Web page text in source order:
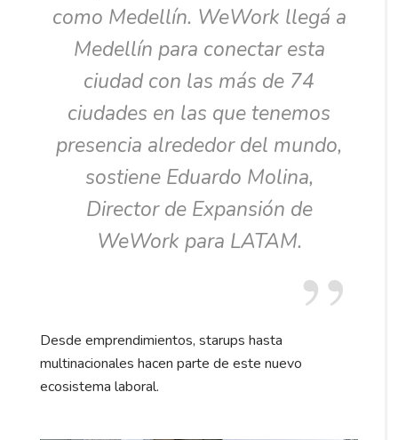
como Medellín. WeWork llegá a
Medellín para conectar esta
ciudad con las más de 74
ciudades en las que tenemos
presencia alrededor del mundo,
sostiene Eduardo Molina,
Director de Expansión de
WeWork para LATAM.
Desde emprendimientos, starups hasta
multinacionales hacen parte de este nuevo
ecosistema laboral.